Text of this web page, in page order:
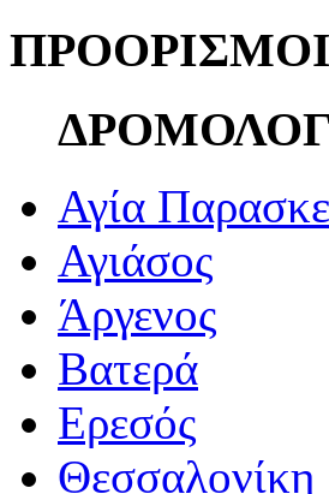
ΠΡΟΟΡΙΣΜΟΙ
Αγία
Αγιάσος
Άργενος
Βατερά
Ερεσός
Θεσσαλονίκη